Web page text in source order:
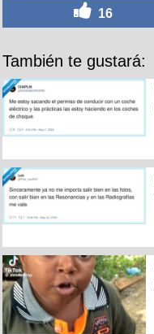
16
También te gustará: